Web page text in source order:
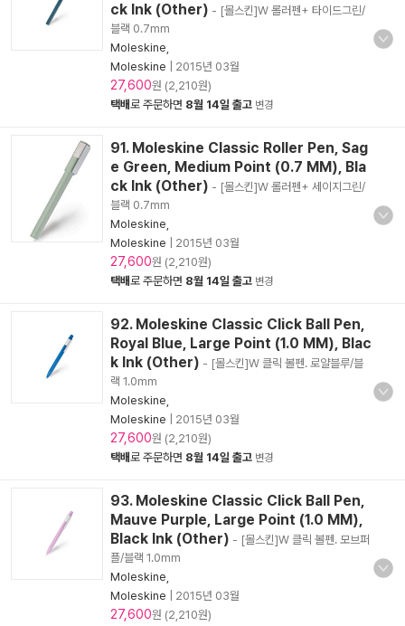
ck Ink (Other) - [몰스킨]W 롤러펜+ 타이드그린/
블랙 0.7mm
Moleskine,
Moleskine
2015년 03월
27,600원 (2,210원)
택배로 주문하면 8월 14일 출고 변경
91. Moleskine Classic Roller Pen, Sag
e Green, Medium Point (0.7 MM), Bla
ck Ink (Other) - [몰스킨]W 롤러펜+ 세이지그린/
블랙 0.7mm
Moleskine,
Moleskine
2015년 03월
27,600원 (2,210원)
택배로 주문하면 8월 14일 출고 변경
92. Moleskine Classic Click Ball Pen,
Royal Blue, Large Point (1.0 MM), Blac
k Ink (Other) - [몰스킨]W 클릭 볼펜. 로얄블루/블
랙 1.0mm
Moleskine,
Moleskine
2015년 03월
27,600원 (2,210원)
택배로 주문하면 8월 14일 출고 변경
93. Moleskine Classic Click Ball Pen,
Mauve Purple, Large Point (1.0 MM),
Black Ink (Other) - [몰스킨]W 클릭 볼펜. 모브퍼
플/블랙 1.0mm
Moleskine,
Moleskine
2015년 03월
27,600원 (2,210원)